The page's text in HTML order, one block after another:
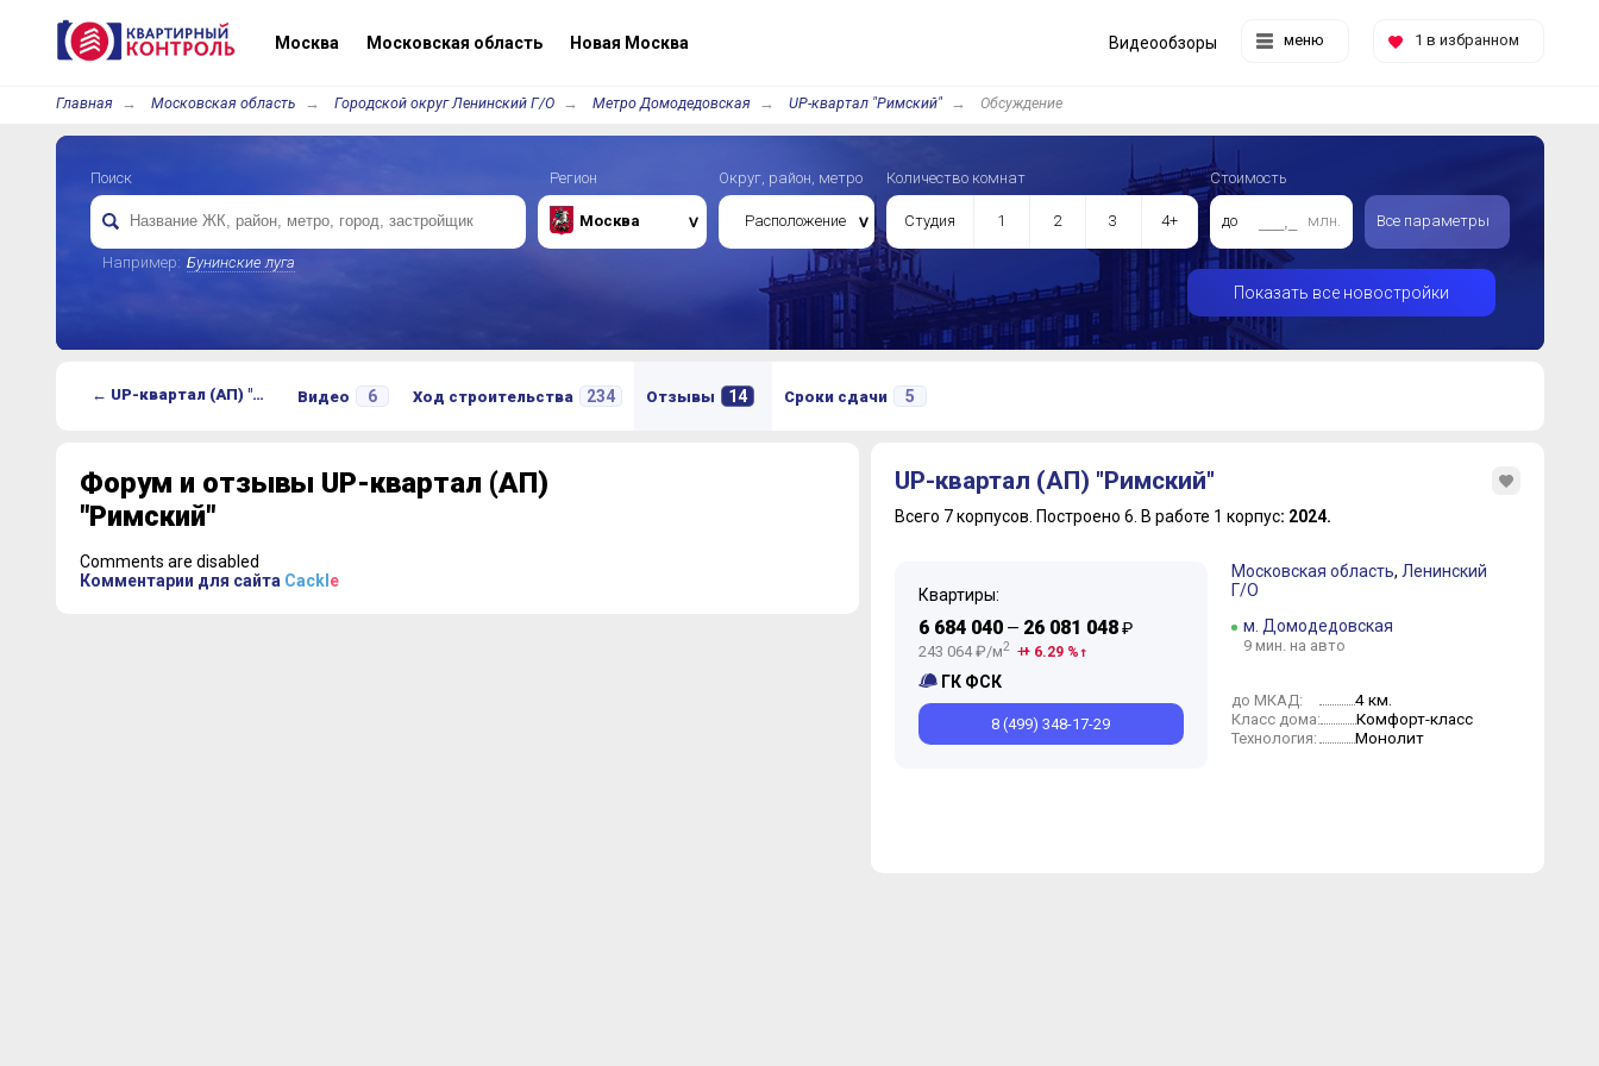
Москва Московская область Новая Москва меню 1 в избранном
Видеообзоры
Главная Московская область Городской округ Ленинский Г/О Метро Домодедовская UP-квартал "Римский" Обсуждение
Поиск
Например: Бунинские луга
Регион
Москва
Округ, район, метро
Расположение
Количество комнат
Студия 1 2 3 4+
Стоимость
до млн. Все параметры
Показать все новостройки
← UP-квартал (АП) "Римский" Видео 6 Ход строительства 234 Отзывы 14 Сроки сдачи 5
Форум и отзывы UP-квартал (АП)
"Римский"
Comments are disabled
Комментарии для сайта Cackl e
UP-квартал (АП) "Римский"
Всего 7 корпусов. Построено 6. В работе 1 корпус: 2024.
Квартиры:
6 684 040— 26 081 048₽
243 064 ₽/м2 + 6.29 %
ГК ФСК
8 (499) 348-17-29
Московская область, Ленинский
Г/О
м. Домодедовская
9 мин. на авто
до МКАД: 4 км.
Класс дома: Комфорт-класс
Технология: Монолит